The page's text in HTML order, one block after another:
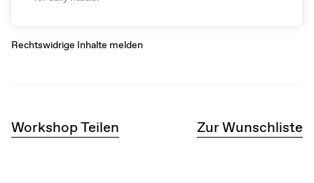
Rechtswidrige Inhalte melden
Workshop Teilen Zur Wunschliste